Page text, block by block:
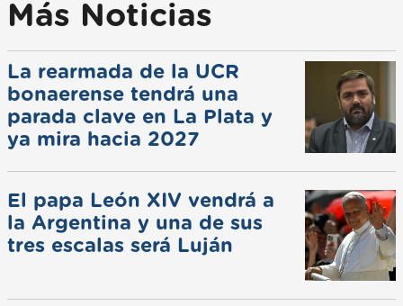
Más Noticias
La rearmada de la UCR
bonaerense tendrá una
parada clave en La Plata y
ya mira hacia 2027
El papa León XIV vendrá a
la Argentina y una de sus
tres escalas será Luján